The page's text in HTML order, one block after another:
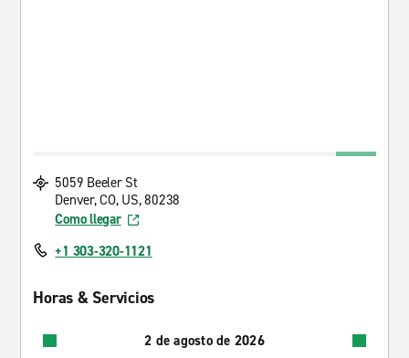
5059 Beeler St
Denver, CO, US, 80238
Como llegar
+1 303-320-1121
Horas & Servicios
2 de agosto de 2026